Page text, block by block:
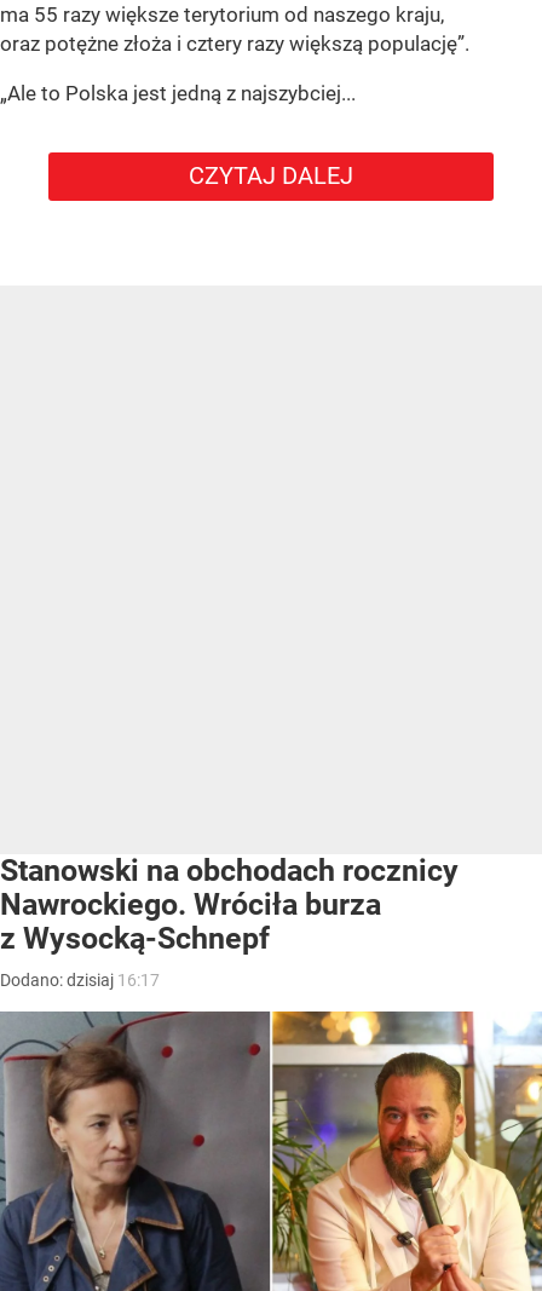
ma 55 razy większe terytorium od naszego kraju,
oraz potężne złoża i cztery razy większą populację”.
„Ale to Polska jest jedną z najszybciej...
CZYTAJ DALEJ
Stanowski na obchodach rocznicy
Nawrockiego. Wróciła burza
z Wysocką-Schnepf
Dodano:dzisiaj 16:17